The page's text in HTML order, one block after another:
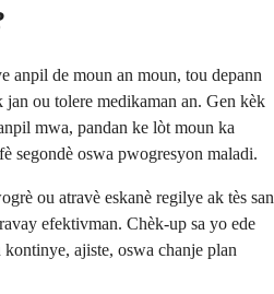
anpil de moun an moun, tou depann
jan ou tolere medikaman an. Gen kèk
mwa, pandan ke lòt moun ka
segondè oswa pwogresyon maladi.
ou atravè eskanè regilye ak tès san
efektivman. Chèk-up sa yo ede
ajiste, oswa chanje plan